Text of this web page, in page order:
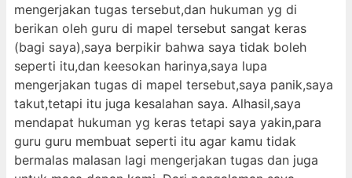
mengerjakan tugas tersebut,dan hukuman yg di
berikan oleh guru di mapel tersebut sangat keras
(bagi saya),saya berpikir bahwa saya tidak boleh
seperti itu,dan keesokan harinya,saya lupa
mengerjakan tugas di mapel tersebut,saya panik,saya
takut,tetapi itu juga kesalahan saya. Alhasil,saya
mendapat hukuman yg keras tetapi saya yakin,para
guru guru membuat seperti itu agar kamu tidak
bermalas malasan lagi mengerjakan tugas dan juga